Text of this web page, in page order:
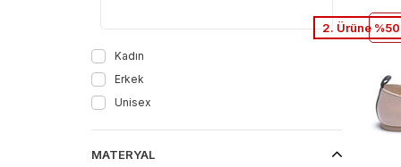
Siyah Acma
Bordo
Nude
Pembe
Kadın
Erkek
Unisex
MATERYAL
2. Ürüne